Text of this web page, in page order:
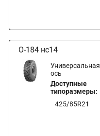
О-184 нс14
Универсальная
ось
Доступные
типоразмеры:
425/85R21